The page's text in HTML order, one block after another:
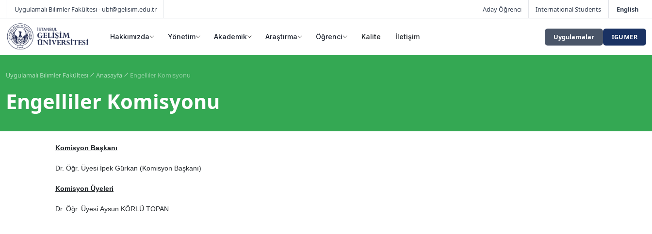
Uygulamalı Bilimler Fakültesi - ubf@gelisim.edu.tr Aday Öğrenci International Students English
Hakkımızda Yönetim Akademik Araştırma Öğrenci Kalite İletişim Uygulamalar IGUMER
Uygulamalı Bilimler Fakültesi Anasayfa Engelliler Komisyonu
Engelliler Komisyonu
Komisyon Başkanı
Dr. Öğr. Üyesi İpek Gürkan (Komisyon Başkanı)
Komisyon Üyeleri
Dr. Öğr. Üyesi Aysun KÖRLÜ TOPAN